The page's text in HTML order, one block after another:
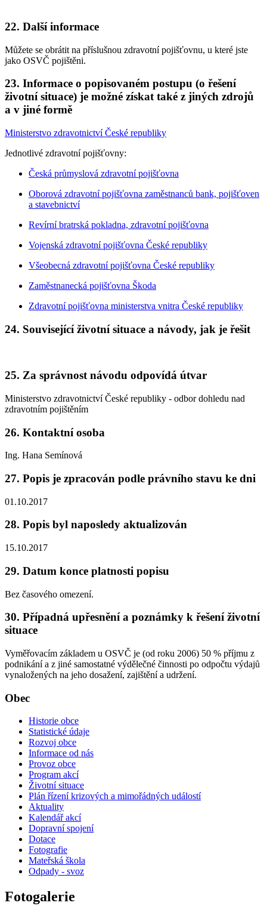
22. Další informace
Můžete se obrátit na příslušnou zdravotní pojišťovnu, u které jste
jako OSVČ pojištěni.
23. Informace o popisovaném postupu (o řešení
životní situace) je možné získat také z jiných zdrojů
a v jiné formě
Ministerstvo zdravotnictví České republiky
Jednotlivé zdravotní pojišťovny:
Česká průmyslová zdravotní pojišťovna
Oborová zdravotní pojišťovna zaměstnanců bank, pojišťoven
a stavebnictví
Revírní bratrská pokladna, zdravotní pojišťovna
Vojenská zdravotní pojišťovna České republiky
Všeobecná zdravotní pojišťovna České republiky
Zaměstnanecká pojišťovna Škoda
Zdravotní pojišťovna ministerstva vnitra České republiky
24. Související životní situace a návody, jak je řešit
25. Za správnost návodu odpovídá útvar
Ministerstvo zdravotnictví České republiky - odbor dohledu nad
zdravotním pojištěním
26. Kontaktní osoba
Ing. Hana Semínová
27. Popis je zpracován podle právního stavu ke dni
01.10.2017
28. Popis byl naposledy aktualizován
15.10.2017
29. Datum konce platnosti popisu
Bez časového omezení.
30. Případná upřesnění a poznámky k řešení životní
situace
Vyměřovacím základem u OSVČ je (od roku 2006) 50 % příjmu z
podnikání a z jiné samostatné výdělečné činnosti po odpočtu výdajů
vynaložených na jeho dosažení, zajištění a udržení.
Obec
Historie obce
Statistické údaje
Rozvoj obce
Informace od nás
Provoz obce
Program akcí
Životní situace
Plán řízení krizových a mimořádných událostí
Aktuality
Kalendář akcí
Dopravní spojení
Dotace
Fotografie
Mateřská škola
Odpady - svoz
Fotogalerie